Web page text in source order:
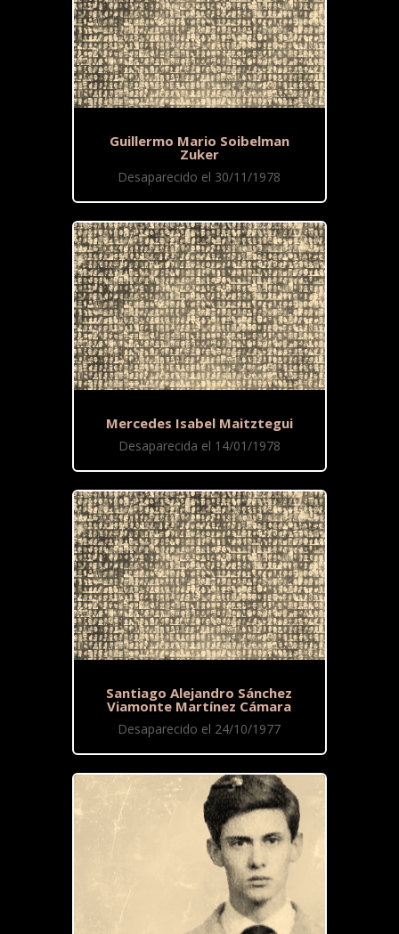
Guillermo Mario Soibelman
Zuker
Desaparecido el 30/11/1978
Mercedes Isabel Maitztegui
Desaparecida el 14/01/1978
Santiago Alejandro Sánchez
Viamonte Martínez Cámara
Desaparecido el 24/10/1977